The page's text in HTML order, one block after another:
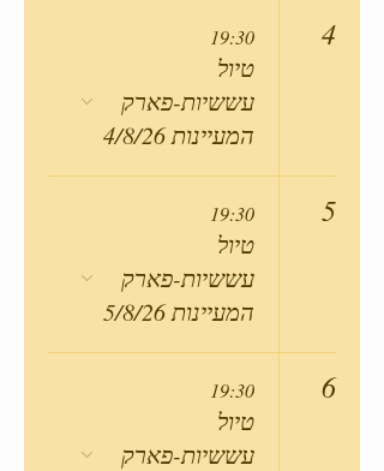
4
19:30
טיול
עששיות-פארק
המעיינות 4/8/26
5
19:30
טיול
עששיות-פארק
המעיינות 5/8/26
6
19:30
טיול
עששיות-פארק